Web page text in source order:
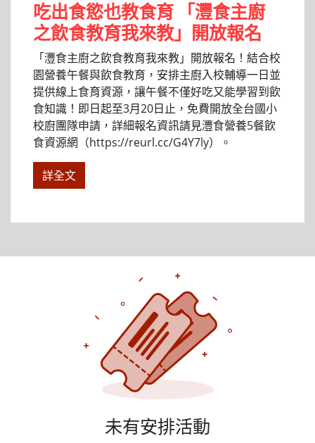
吃出食慾也教食育 「灃食主廚
之飲食教育我來教」開放報名
「灃食主廚之飲食教育我來教」開放報名！結合校
園營養午餐與飲食教育，安排主廚入校輔導一日並
提供線上食育資源，讓午餐不僅好吃又能學習到飲
食知識！即日起至3月20日止，免費開放全台國小
校廚團隊申請，詳細報名資訊請見灃食營養5餐飲
食資源網（https://reurl.cc/G4Y7ly）。
詳全文
未有安排活動